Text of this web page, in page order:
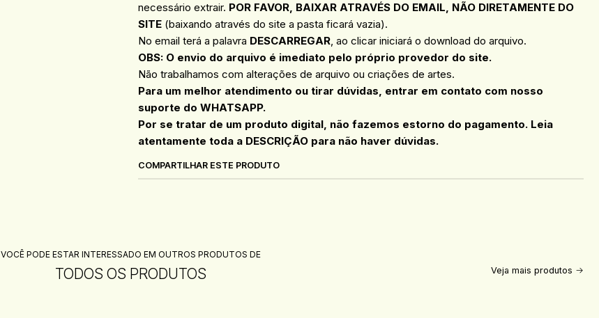
necessário extrair. POR FAVOR, BAIXAR ATRAVÉS DO EMAIL, NÃO DIRETAMENTE DO
SITE (baixando através do site a pasta ficará vazia).
No email terá a palavra DESCARREGAR, ao clicar iniciará o download do arquivo.
OBS: O envio do arquivo é imediato pelo próprio provedor do site.
Não trabalhamos com alterações de arquivo ou criações de artes.
Para um melhor atendimento ou tirar dúvidas, entrar em contato com nosso
suporte do WHATSAPP.
Por se tratar de um produto digital, não fazemos estorno do pagamento. Leia
atentamente toda a DESCRIÇÃO para não haver dúvidas.
COMPARTILHAR ESTE PRODUTO
VOCÊ PODE ESTAR INTERESSADO EM OUTROS PRODUTOS DE
TODOS OS PRODUTOS Veja mais produtos